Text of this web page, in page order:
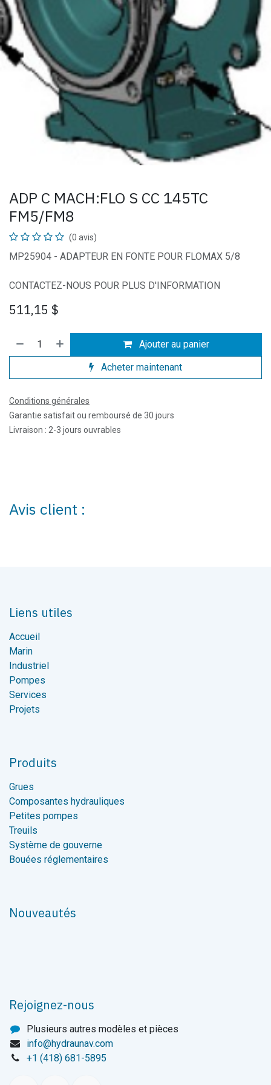
ADP C MACH:FLO S CC 145TC
FM5/FM8
(0 avis)
MP25904 - ADAPTEUR EN FONTE POUR FLOMAX 5/8
CONTACTEZ-NOUS POUR PLUS D'INFORMATION
511,15 $
Ajouter au panier
Acheter maintenant
Conditions générales
Garantie satisfait ou remboursé de 30 jours
Livraison : 2-3 jours ouvrables
Avis client :
Liens utiles
Accueil
Marin
Industriel
Pompes
Services
Projets
Produits
Grues
Composantes hydrauliques
Petites pompes
Treuils
Système de gouverne
Bouées réglementaires
Nouveautés
Rejoignez-nous
Plusieurs autres modèles et pièces
info@hydraunav.com
+1 (418) 681-5895